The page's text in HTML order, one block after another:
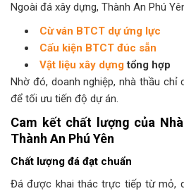
Ngoài đá xây dựng, Thành An Phú
Cừ ván BTCT dự ứng lực
Cấu kiện BTCT đúc sẵn
Vật liệu xây dựngtổng hợp
Nhờ đó, doanh nghiệp, nhà thầu
để tối ưu tiến độ dự án.
Cam kết chất lượng của
Thành An Phú Yên
Chất lượng đá đạt chuẩn
Đá được khai thác trực tiếp từ mỏ,